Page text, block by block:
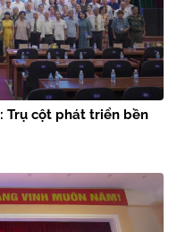
Trụ cột phát triển bền